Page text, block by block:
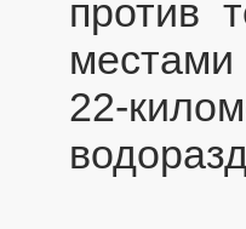
против
22-